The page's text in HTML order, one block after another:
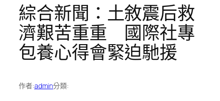
綜合新聞：土敘震后救
濟艱苦重重 國際社專
包養心得會緊迫馳援
作者:admin分類: